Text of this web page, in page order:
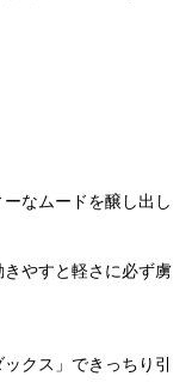
なムードを醸し出し
やすと軽さに必ず虜
クス」 できっちり引